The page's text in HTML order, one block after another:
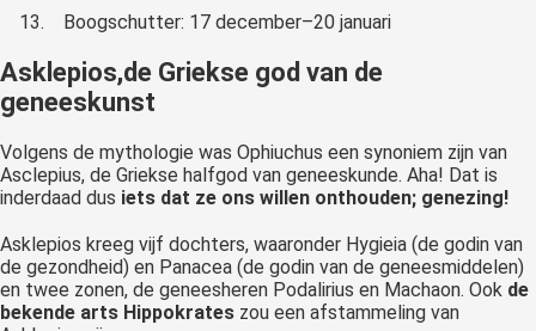
13. Boogschutter: 17 december–20 januari
Asklepios,de Griekse god van de
geneeskunst
Volgens de mythologie was Ophiuchus een synoniem zijn van
Asclepius, de Griekse halfgod van geneeskunde. Aha! Dat is
inderdaad dus iets dat ze ons willen onthouden; genezing!
Asklepios kreeg vijf dochters, waaronder Hygieia (de godin van
de gezondheid) en Panacea (de godin van de geneesmiddelen)
en twee zonen, de geneesheren Podalirius en Machaon. Ook de
bekende arts Hippokrates zou een afstammeling van